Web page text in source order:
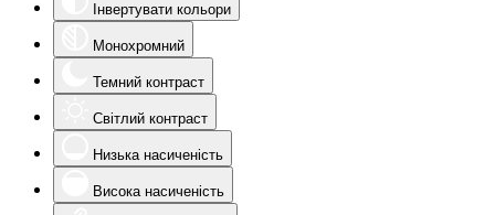
Інвертувати кольори
Монохромний
Темний контраст
Світлий контраст
Низька насиченість
Висока насиченість